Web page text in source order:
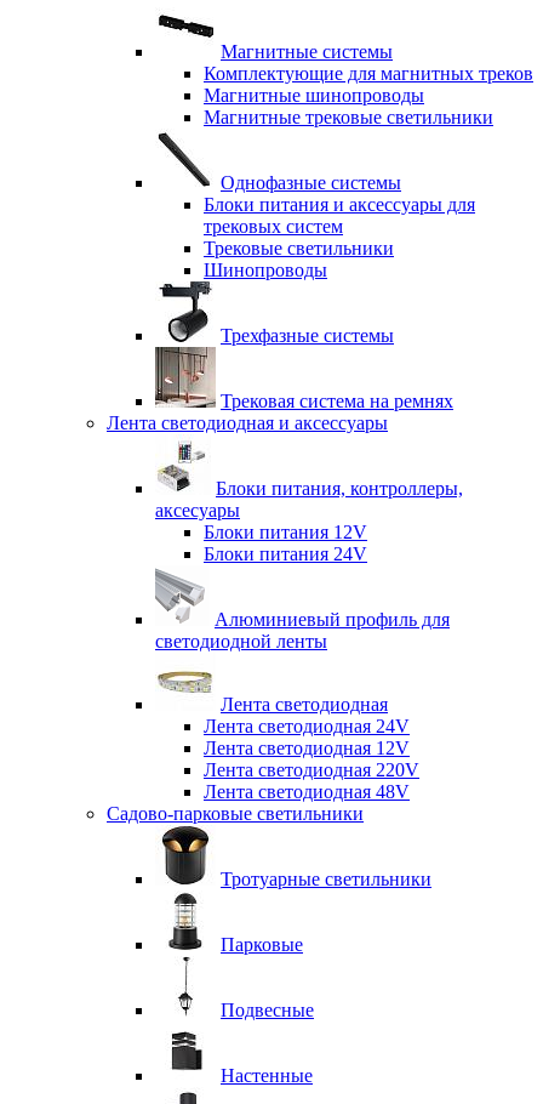
Магнитные системы
Комплектующие для магнитных треков
Магнитные шинопроводы
Магнитные трековые светильники
Однофазные системы
Блоки питания и аксессуары для
трековых систем
Трековые светильники
Шинопроводы
Трехфазные системы
Трековая система на ремнях
Лента светодиодная и аксессуары
Блоки питания, контроллеры,
аксесуары
Блоки питания 12V
Блоки питания 24V
Алюминиевый профиль для
светодиодной ленты
Лента светодиодная
Лента светодиодная 24V
Лента светодиодная 12V
Лента светодиодная 220V
Лента светодиодная 48V
Садово-парковые светильники
Тротуарные светильники
Парковые
Подвесные
Настенные